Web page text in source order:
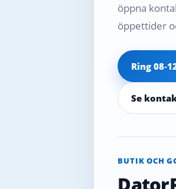
öppna
öppettider
Ring
Se
BUTIK OCH